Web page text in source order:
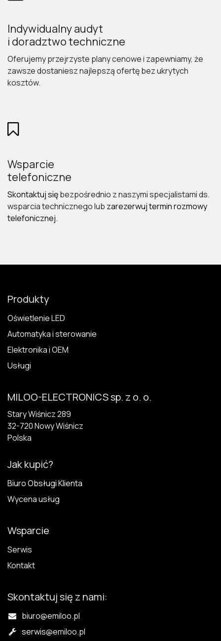
Indywidualny audyt
i doradztwo techniczne
Oferujemy przejrzyste plany cenowe i zapewniamy, że
zawsze dostaniesz najlepszą ofertę bez ukrytych
kosztów.
Wsparcie
telefoniczne
Skontaktuj siębezpośrednio z naszymi specjalistami ds.
wsparcia technicznego lub zarezerwuj termin rozmowy
telefonicznej.
Produkty
Oświetlenie LED
Automatyka i sterowanie
Elektronika i OEM
Usługi
MILOO-ELECTRONICS sp. z o. o.
Stary Wiśnicz 289
32-720 N​owy Wiśnicz
Polska
Jak kupić?
Biuro Obsługi Klienta
Wycena usług
Wsparcie
Serwis
Kontakt
Skontaktuj się z nami:
biuro@emiloo.pl
serwis@emiloo.pl